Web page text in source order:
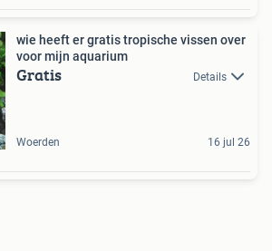
wie heeft er gratis tropische vissen over
voor mijn aquarium
Gratis Details
Woerden 16 jul 26